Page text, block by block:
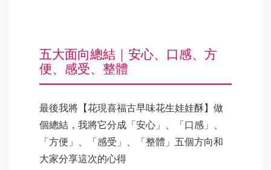
五大面向總結｜安心、口感、方
便、感受、整體
最後我將【花現喜福古早味花生娃娃酥】做
個總結，我將它分成「安心」、「口感」、
「方便」、「感受」、「整體」五個方向和
大家分享這次的心得